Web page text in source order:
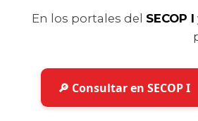
En los portales del SECOP I
🔎 Consultar en SECOP I